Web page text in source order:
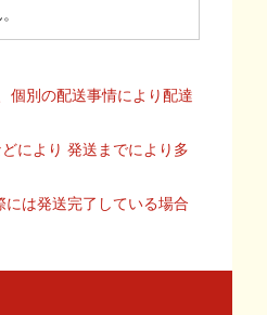
個別の配送事情により配達
により 発送までにより多
は発送完了している場合